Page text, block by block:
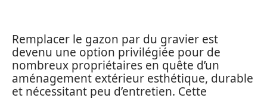
Remplacer le gazon par du gravier est
devenu une option privilégiée pour de
nombreux propriétaires en quête d’un
aménagement extérieur esthétique, durable
et nécessitant peu d’entretien. Cette